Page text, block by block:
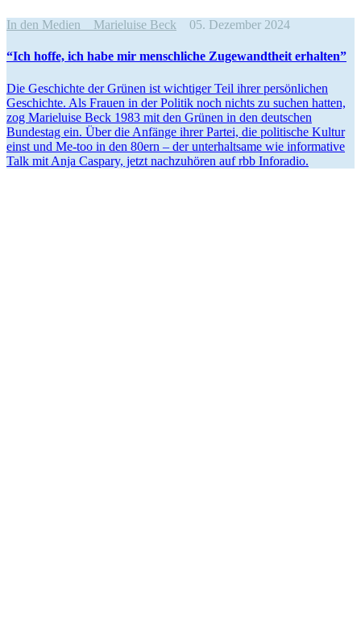
In den Medien Marieluise Beck 05. Dezember 2024
“Ich hoffe, ich habe mir mensch­liche Zugewandtheit erhalten”
Die Geschichte der Grünen ist wichtiger Teil ihrer persön­lichen
Geschichte. Als Frauen in der Politik noch nichts zu suchen hatten,
zog Marie­luise Beck 1983 mit den Grünen in den deutschen
Bundestag ein. Über die Anfänge ihrer Partei, die politische Kultur
einst und Me-too in den 80ern – der unter­haltsame wie infor­mative
Talk mit Anja Caspary, jetzt nachzu­hören auf rbb Inforadio.